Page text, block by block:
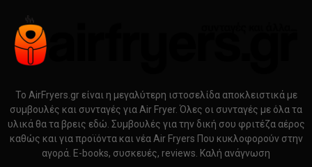
Το AirFryers.gr είναι η μεγαλύτερη ιστοσελίδα αποκλειστικά με
συμβουλές και συνταγές για Air Fryer. Όλες οι συνταγές με όλα τα
υλικά θα τα βρεις εδώ. Συμβουλές για την δική σου φριτέζα αέρος
καθώς και για προϊόντα και νέα Air Fryers Που κυκλοφορούν στην
αγορά. E-books, συσκευές, reviews. Καλή ανάγνωση